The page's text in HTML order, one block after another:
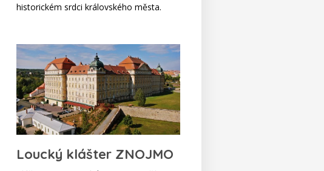
historickém srdci královského města.
Loucký klášter ZNOJMO